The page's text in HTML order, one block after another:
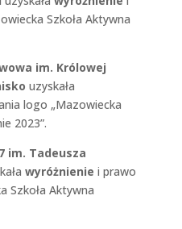
Szkoła Aktywna
im. Królowej
uzyskała
logo „Mazowiecka
2023”.
im. Tadeusza
wyróżnienie i prawo
Szkoła Aktywna